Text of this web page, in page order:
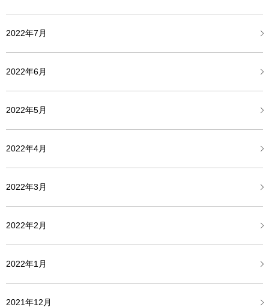
2022年7月
2022年6月
2022年5月
2022年4月
2022年3月
2022年2月
2022年1月
2021年12月